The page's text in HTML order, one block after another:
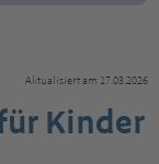
Aktualisiert am 17.03.2026
Kinder